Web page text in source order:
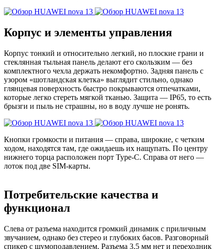
Корпус и элементы управления
Корпус тонкий и относительно легкий, но плоские грани и
стеклянная тыльная панель делают его скользким — без
комплектного чехла держать некомфортно. Задняя панель с
узором «шотландская клетка» выглядит стильно, однако
глянцевая поверхность быстро покрываются отпечатками,
которые легко стереть мягкой тканью. Защита — IP65, то есть
брызги и пыль не страшны, но в воду лучше не ронять.
Кнопки громкости и питания — справа, широкие, с четким
ходом, находятся там, где ожидаешь их нащупать. По центру
нижнего торца расположен порт Type-C. Справа от него —
лоток под две SIM-карты.
Потребительские качества и
функционал
Слева от разъема находится громкий динамик с приличным
звучанием, однако без стерео и глубоких басов. Разговорный
спикер с шумоподавлением. Разъема 3,5 мм нет и переходник